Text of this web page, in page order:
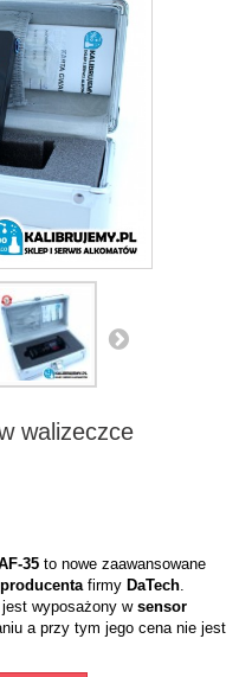
walizeczce
35 to nowe zaawansowane
firmy DaTech.
wyposażony w sensor
a przy tym jego cena nie jest